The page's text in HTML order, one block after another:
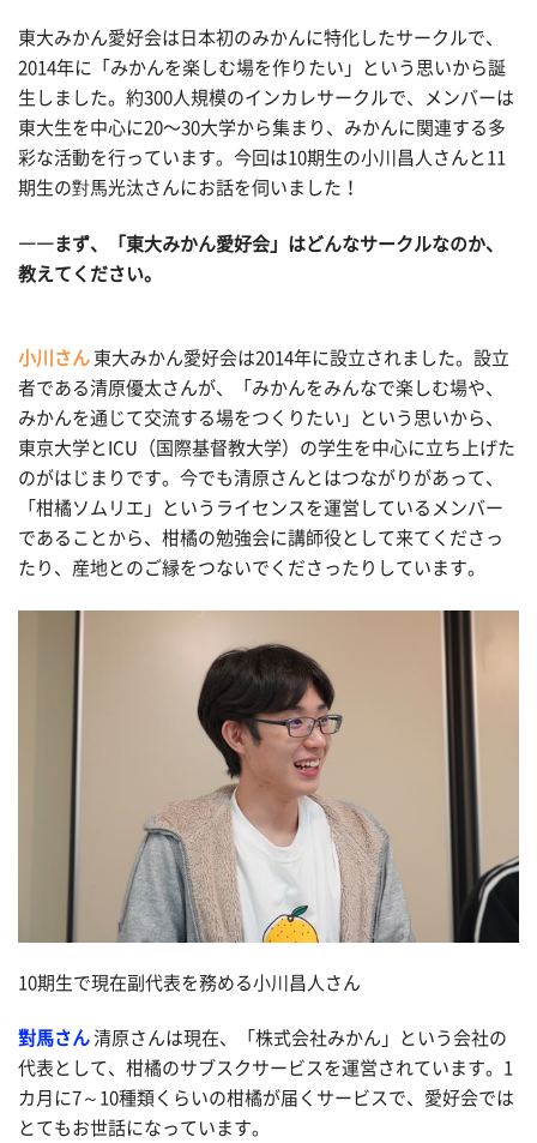
東大みかん愛好会は日本初のみかんに特化したサークルで、
2014年に「みかんを楽しむ場を作りたい」という思いから誕
生しました。約300人規模のインカレサークルで、メンバーは
東大生を中心に20〜30大学から集まり、みかんに関連する多
彩な活動を行っています。今回は10期生の小川昌人さんと11
期生の對馬光汰さんにお話を伺いました！
――まず、「東大みかん愛好会」はどんなサークルなのか、
教えてください。
小川さん 東大みかん愛好会は2014年に設立されました。設立
者である清原優太さんが、「みかんをみんなで楽しむ場や、
みかんを通じて交流する場をつくりたい」という思いから、
東京大学とICU（国際基督教大学）の学生を中心に立ち上げた
のがはじまりです。今でも清原さんとはつながりがあって、
「柑橘ソムリエ」というライセンスを運営しているメンバー
であることから、柑橘の勉強会に講師役として来てくださっ
たり、産地とのご縁をつないでくださったりしています。
10期生で現在副代表を務める小川昌人さん
對馬さん 清原さんは現在、「株式会社みかん」という会社の
代表として、柑橘のサブスクサービスを運営されています。1
カ月に7～10種類くらいの柑橘が届くサービスで、愛好会では
とてもお世話になっています。